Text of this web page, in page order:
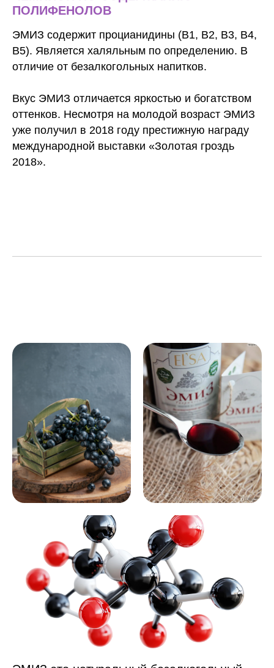
ПОЛИФЕНОЛОВ
ЭМИЗ содержит процианидины (В1, В2, В3, В4,
В5). Является халяльным по определению. В
отличие от безалкогольных напитков.
Вкус ЭМИЗ отличается яркостью и богатством
оттенков. Несмотря на молодой возраст ЭМИЗ
уже получил в 2018 году престижную награду
международной выставки «Золотая гроздь
2018».